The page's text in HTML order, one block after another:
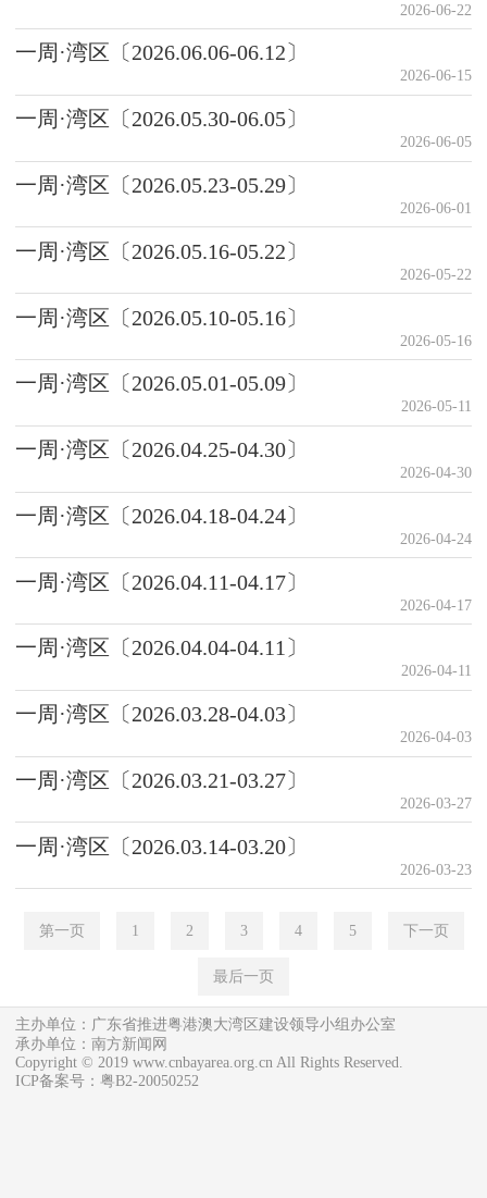
2026-06-22
一周·湾区〔2026.06.06-06.12〕
2026-06-15
一周·湾区〔2026.05.30-06.05〕
2026-06-05
一周·湾区〔2026.05.23-05.29〕
2026-06-01
一周·湾区〔2026.05.16-05.22〕
2026-05-22
一周·湾区〔2026.05.10-05.16〕
2026-05-16
一周·湾区〔2026.05.01-05.09〕
2026-05-11
一周·湾区〔2026.04.25-04.30〕
2026-04-30
一周·湾区〔2026.04.18-04.24〕
2026-04-24
一周·湾区〔2026.04.11-04.17〕
2026-04-17
一周·湾区〔2026.04.04-04.11〕
2026-04-11
一周·湾区〔2026.03.28-04.03〕
2026-04-03
一周·湾区〔2026.03.21-03.27〕
2026-03-27
一周·湾区〔2026.03.14-03.20〕
2026-03-23
第一页 1 2 3 4 5 下一页
最后一页
主办单位：广东省推进粤港澳大湾区建设领导小组办公室
承办单位：南方新闻网
Copyright © 2019 www.cnbayarea.org.cn All Rights Reserved.
ICP备案号：粤B2-20050252